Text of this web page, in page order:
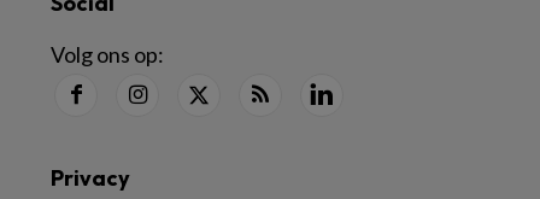
Volg ons op:
Privacy